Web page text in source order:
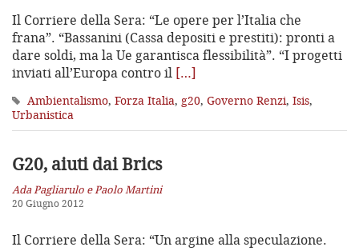
Il Corriere della Sera: “Le opere per l’Italia che
frana”. “Bassanini (Cassa depositi e prestiti): pronti a
dare soldi, ma la Ue garantisca flessibilità”. “I progetti
inviati all’Europa contro il […]
Ambientalismo, Forza Italia, g20, Governo Renzi, Isis,
Urbanistica
G20, aiuti dai Brics
Ada Pagliarulo e Paolo Martini
20 Giugno 2012
Il Corriere della Sera: “Un argine alla speculazione.